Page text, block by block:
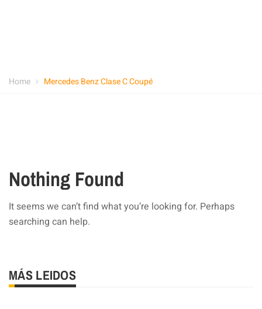
Home Mercedes Benz Clase C Coupé
Nothing Found
It seems we can’t find what you’re looking for. Perhaps
searching can help.
MÁS LEIDOS